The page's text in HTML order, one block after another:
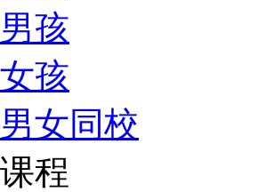
男孩
女孩
男女同校
课程